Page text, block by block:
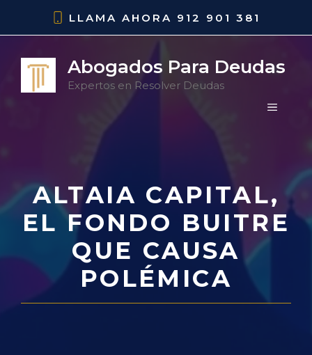
LLAMA AHORA 912 901 381
Abogados Para Deudas
Expertos en Resolver Deudas
MENÚ
ALTAIA CAPITAL,
EL FONDO BUITRE
QUE CAUSA
POLÉMICA